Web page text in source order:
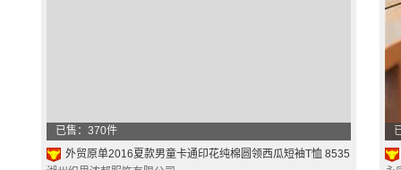
已售：370件
外贸原单2016夏款男童卡通印花纯棉圆领西瓜短袖T恤 8535